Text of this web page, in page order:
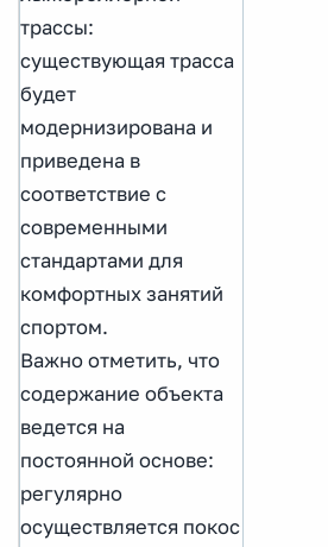
трассы:
существующая трасса
будет
модернизирована и
приведена в
соответствие с
современными
стандартами для
комфортных занятий
спортом.
Важно отметить, что
содержание объекта
ведется на
постоянной основе:
регулярно
осуществляется покос